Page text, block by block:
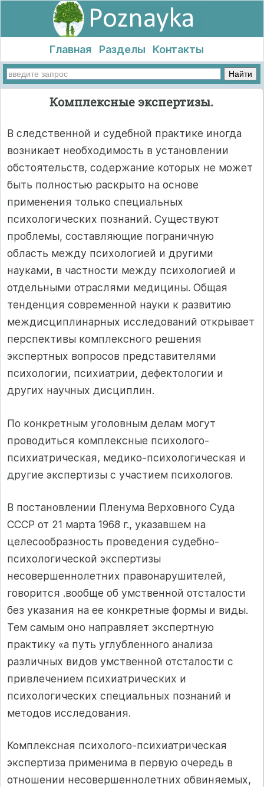
Главная Разделы Контакты
Комплексные экспертизы.
В следственной и судебной практике иногда
возникает необходимость в установлении
обстоятельств, содержание которых не может
быть полностью раскрыто на основе
применения только специальных
психологических познаний. Существуют
проблемы, составляющие пограничную
область между психологией и другими
науками, в частности между психологией и
отдельными отраслями медицины. Общая
тенденция современной науки к развитию
междисциплинарных исследований открывает
перспективы комплексного решения
экспертных вопросов представителями
психологии, психиатрии, дефектологии и
других научных дисциплин.
По конкретным уголовным делам могут
проводиться комплексные психолого-
психиатрическая, медико-психологическая и
другие экспертизы с участием психологов.
В постановлении Пленума Верховного Суда
СССР от 21 марта 1968 г., указавшем на
целесообразность проведения судебно-
психологической экспертизы
несовершеннолетних правонарушителей,
говорится .вообще об умственной отсталости
без указания на ее конкретные формы и виды.
Тем самым оно направляет экспертную
практику «а путь углубленного анализа
различных видов умственной отсталости с
привлечением психиатрических и
психологических специальных познаний и
методов исследования.
Комплексная психолого-психиатрическая
экспертиза применима в первую очередь в
отношении несовершеннолетних обвиняемых,